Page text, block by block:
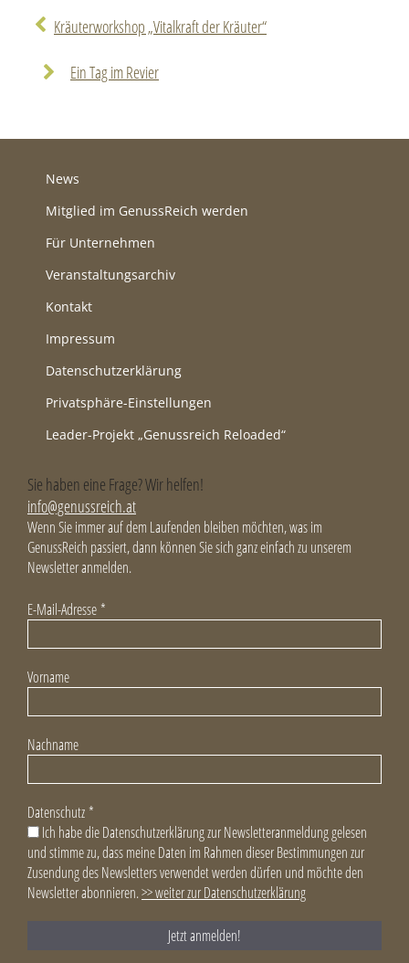
Kräuterworkshop „Vitalkraft der Kräuter“
Ein Tag im Revier
News
Mitglied im GenussReich werden
Für Unternehmen
Veranstaltungsarchiv
Kontakt
Impressum
Datenschutzerklärung
Privatsphäre-Einstellungen
Leader-Projekt „Genussreich Reloaded“
Sie haben eine Frage? Wir helfen!
info@genussreich.at
Wenn Sie immer auf dem Laufenden bleiben möchten, was im
GenussReich passiert, dann können Sie sich ganz einfach zu unserem
Newsletter anmelden.
E-Mail-Adresse *
Vorname
Nachname
Datenschutz *
Ich habe die Datenschutzerklärung zur Newsletteranmeldung gelesen
und stimme zu, dass meine Daten im Rahmen dieser Bestimmungen zur
Zusendung des Newsletters verwendet werden dürfen und möchte den
Newsletter abonnieren.>> weiter zur Datenschutzerklärung